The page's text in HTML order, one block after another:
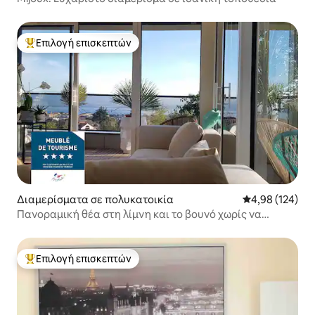
Κορυφαία επιλογή επισκεπτών
Επιλογή επισκεπτών
Διαμερίσματα σε πολυκατοικία Μέση
4,98 (124)
Πανοραμική θέα στη λίμνη και το βουνό χωρίς να
Κορυφαία επιλογή επισκεπτών
Επιλογή επισκεπτών